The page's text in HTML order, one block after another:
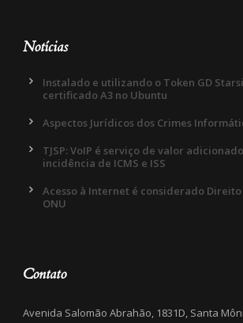
Notícias
Instalado e utilizando o Token GD
certificado A3 no Ubuntu
Aspectos Jurídicos dos Crimes
TJSP: VoIP é serviço de valor
incidência de ICMS e ISS
Acesso à Internet é considerado
ONU
Contato
Avenida Salomão Abrahão, 1831D, Santa